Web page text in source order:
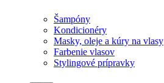
Šampóny
Kondicionéry
Masky, oleje a kúry na vlasy
Farbenie vlasov
Stylingové prípravky